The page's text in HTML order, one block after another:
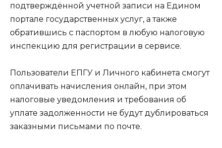
подтверждённой учетной записи на Едином
портале государственных услуг, а также
обратившись с паспортом в любую налоговую
инспекцию для регистрации в сервисе.
Пользователи ЕПГУ и Личного кабинета смогут
оплачивать начисления онлайн, при этом
налоговые уведомления и требования об
уплате задолженности не будут дублироваться
заказными письмами по почте.